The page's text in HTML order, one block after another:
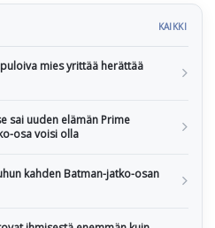
KAIKKI
mies yrittää herättää
sai uuden elämän Prime
osa voisi olla
kahden Batman-jatko-osan